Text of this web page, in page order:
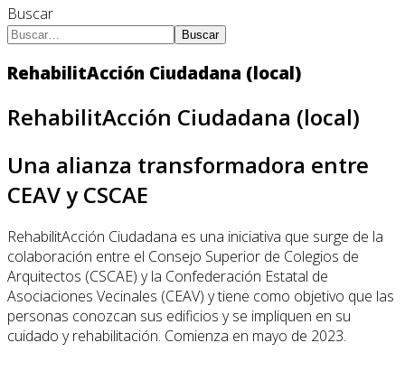
Buscar
Buscar
RehabilitAcción Ciudadana (local)
RehabilitAcción Ciudadana (local)
Una alianza transformadora entre
CEAV y CSCAE
RehabilitAcción Ciudadana es una iniciativa que surge de la
colaboración entre el Consejo Superior de Colegios de
Arquitectos (CSCAE) y la Confederación Estatal de
Asociaciones Vecinales (CEAV) y tiene como objetivo que las
personas conozcan sus edificios y se impliquen en su
cuidado y rehabilitación. Comienza en mayo de 2023.